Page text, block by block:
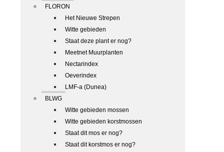
FLORON
Het Nieuwe Strepen
Witte gebieden
Staat deze plant er nog?
Meetnet Muurplanten
Nectarindex
Oeverindex
LMF-a (Dunea)
BLWG
Witte gebieden mossen
Witte gebieden korstmossen
Staat dit mos er nog?
Staat dit korstmos er nog?